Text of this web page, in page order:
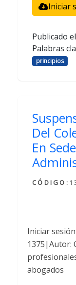
Iniciar
Publicado el
Palabras
principios
Del
En
CÓDIGO:
Iniciar
1375|Autor:
abogados